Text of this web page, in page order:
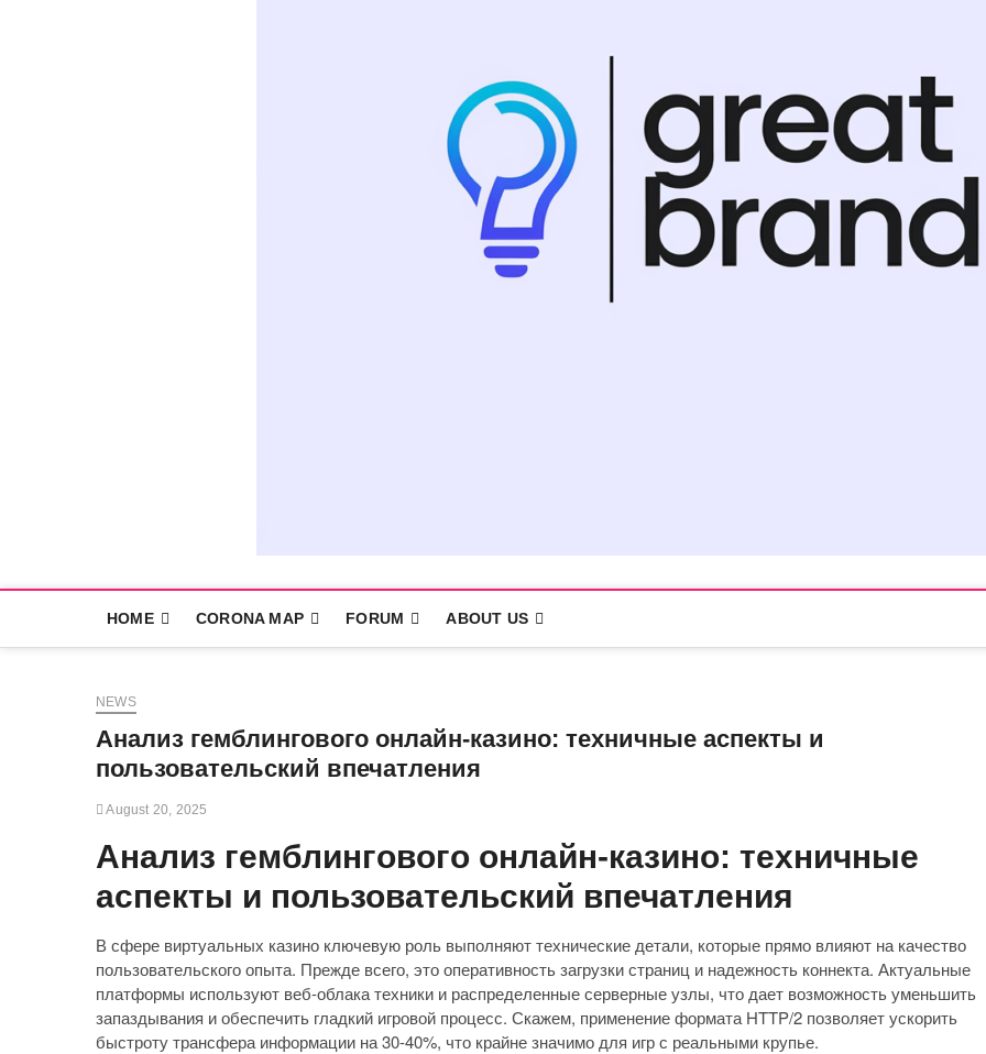
HOME CORONA MAP FORUM ABOUT US
NEWS
Анализ гемблингового онлайн-казино: техничные аспекты и
пользовательский впечатления
August 20, 2025
Анализ гемблингового онлайн-казино: техничные
аспекты и пользовательский впечатления
В сфере виртуальных казино ключевую роль выполняют технические детали, которые прямо влияют на качество
пользовательского опыта. Прежде всего, это оперативность загрузки страниц и надежность коннекта. Актуальные
платформы используют веб-облака техники и распределенные серверные узлы, что дает возможность уменьшить
запаздывания и обеспечить гладкий игровой процесс. Скажем, применение формата HTTP/2 позволяет ускорить
быстроту трансфера информации на 30-40%, что крайне значимо для игр с реальными крупье.